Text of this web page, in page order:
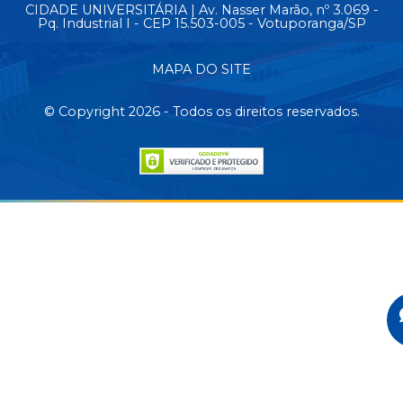
CIDADE UNIVERSITÁRIA | Av. Nasser Marão, nº 3.069 -
Pq. Industrial I - CEP 15.503-005 - Votuporanga/SP
MAPA DO SITE
© Copyright 2026 - Todos os direitos reservados.